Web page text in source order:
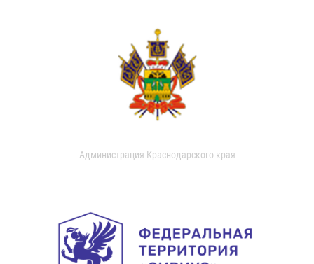
Администрация Краснодарского края